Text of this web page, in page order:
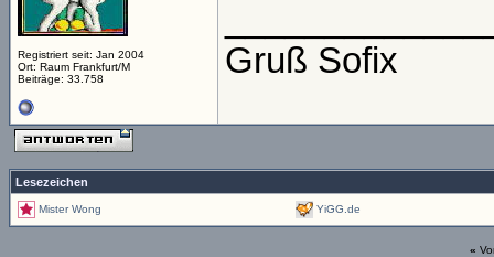
Registriert seit: Jan 2004
Ort: Raum Frankfurt/M
Beiträge: 33.758
Gruß Sofix
Lesezeichen
Mister Wong YiGG.de
«